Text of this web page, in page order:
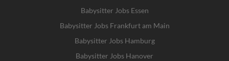
Babysitter Jobs Essen
Babysitter Jobs Frankfurt am Main
Babysitter Jobs Hamburg
Babysitter Jobs Hanover